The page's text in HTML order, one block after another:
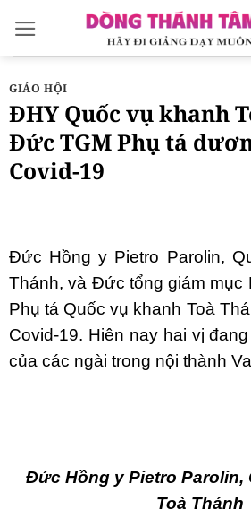
qua
nội
dung
GIÁO HỘI
ĐHY Quốc vụ khanh
Đức TGM Phụ tá
Covid-19
Đức Hồng y Pietro Parolin,
Thánh, và Đức tổng giám mục
Phụ tá Quốc vụ khanh Toà
Covid-19. Hiên nay hai vị
của các ngài trong nội thành
Đức Hồng y Pietro Parolin,
Toà Thánh